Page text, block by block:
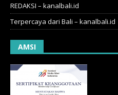
REDAKSI – kanalbali.id
Terpercaya dari Bali – kanalbali.id
AMSI